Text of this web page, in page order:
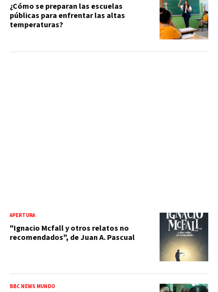
¿Cómo se preparan las escuelas
públicas para enfrentar las altas
temperaturas?
APERTURA
"Ignacio Mcfall y otros relatos no
recomendados", de Juan A. Pascual
BBC NEWS MUNDO